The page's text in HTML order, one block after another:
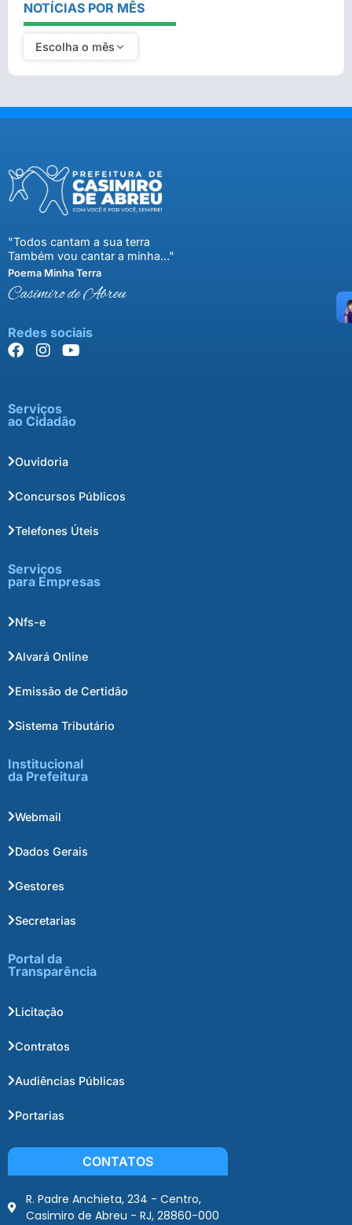
NOTÍCIAS POR MÊS
Escolha o mês
"Todos cantam a sua terra
Também vou cantar a minha..."
Poema Minha Terra
Casimiro de Abreu
Redes sociais
Serviços
ao Cidadão
Ouvidoria
Concursos Públicos
Telefones Úteis
Serviços
para Empresas
Nfs-e
Alvará Online
Emissão de Certidão
Sistema Tributário
Institucional
da Prefeitura
Webmail
Dados Gerais
Gestores
Secretarias
Portal da
Transparência
Licitação
Contratos
Audiências Públicas
Portarias
CONTATOS
R. Padre Anchieta, 234 - Centro,
Casimiro de Abreu - RJ, 28860-000